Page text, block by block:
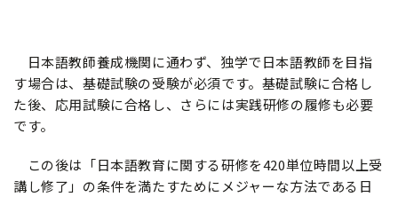
日本語教師養成機関に通わず、独学で日本語教師を目指
す場合は、基礎試験の受験が必須です。基礎試験に合格し
た後、応用試験に合格し、さらには実践研修の履修も必要
です。
この後は「日本語教育に関する研修を420単位時間以上受
講し修了」の条件を満たすためにメジャーな方法である日